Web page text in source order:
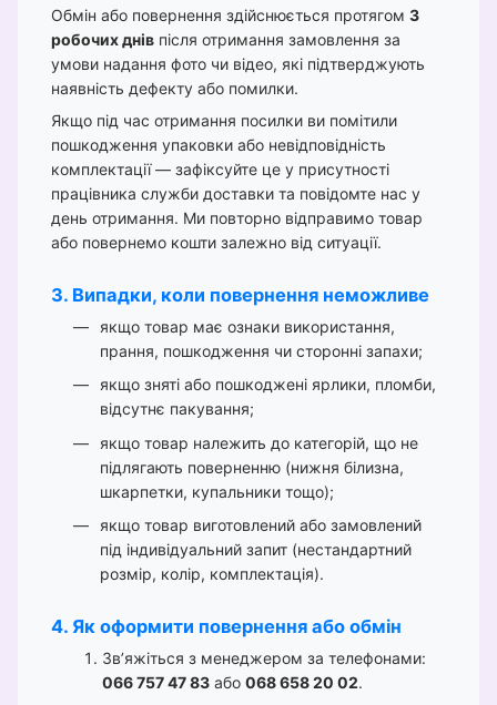
Обмін або повернення здійснюється протягом 3
робочих днів після отримання замовлення за
умови надання фото чи відео, які підтверджують
наявність дефекту або помилки.
Якщо під час отримання посилки ви помітили
пошкодження упаковки або невідповідність
комплектації — зафіксуйте це у присутності
працівника служби доставки та повідомте нас у
день отримання. Ми повторно відправимо товар
або повернемо кошти залежно від ситуації.
3. Випадки, коли повернення неможливе
якщо товар має ознаки використання,
прання, пошкодження чи сторонні запахи;
якщо зняті або пошкоджені ярлики, пломби,
відсутнє пакування;
якщо товар належить до категорій, що не
підлягають поверненню (нижня білизна,
шкарпетки, купальники тощо);
якщо товар виготовлений або замовлений
під індивідуальний запит (нестандартний
розмір, колір, комплектація).
4. Як оформити повернення або обмін
Зв’яжіться з менеджером за телефонами:
066 757 47 83 або 068 658 20 02.